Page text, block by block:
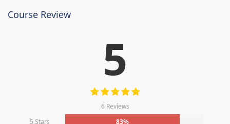
Course Review
5
6 Reviews
5 Stars
83%